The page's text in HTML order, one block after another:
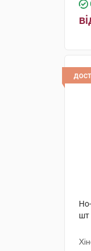
шт